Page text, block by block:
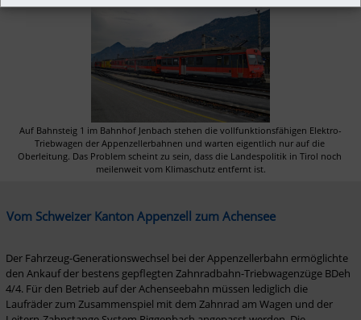
Auf Bahnsteig 1 im Bahnhof Jenbach stehen die vollfunktionsfähigen Elektro-
Triebwagen der Appenzellerbahnen und warten eigentlich nur auf die
Oberleitung. Das Problem scheint zu sein, dass die Landespolitik in Tirol noch
meilenweit vom Klimaschutz entfernt ist.
Vom Schweizer Kanton Appenzell zum Achensee
Der Fahrzeug-Generationswechsel bei der Appenzellerbahn ermöglichte
den Ankauf der bestens gepflegten Zahnradbahn-Triebwagenzüge BDeh
4/4. Für den Betrieb auf der Achenseebahn müssen lediglich die
Laufräder zum Zusammenspiel mit dem Zahnrad am Wagen und der